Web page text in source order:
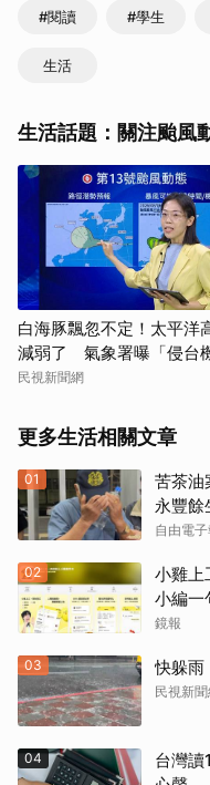
#閱讀 #學生
生活
生活話題：關注颱風
白海豚飄忽不定！太平洋
減弱了 氣象署曝「侵台
樣說
民視新聞網
更多生活相關文章
01
苦茶油
永豐餘
自由電子
02
小雞上
小編一
鏡報
03 快躲
民視新
04
台灣讀